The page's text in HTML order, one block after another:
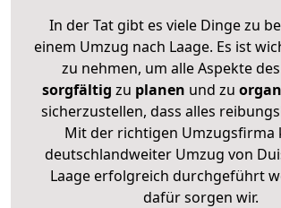
In der Tat gibt es viele Dinge zu
einem Umzug nach Laage. Es ist
zu nehmen, um alle Aspekte
sorgfältig zu planen und zu
sicherzustellen, dass alles
Mit der richtigen Umzugsfirma
deutschlandweiter Umzug von
Laage erfolgreich durchgeführt
dafür sorgen wir.